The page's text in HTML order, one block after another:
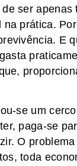
ser apenas
na prática.
E
se um
paga-se
O
toda